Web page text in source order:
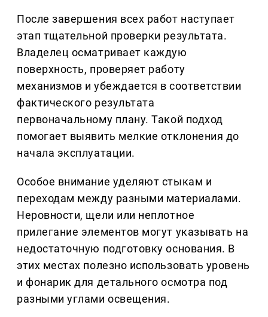
После завершения всех работ наступает
этап тщательной проверки результата.
Владелец осматривает каждую
поверхность, проверяет работу
механизмов и убеждается в соответствии
фактического результата
первоначальному плану. Такой подход
помогает выявить мелкие отклонения до
начала эксплуатации.
Особое внимание уделяют стыкам и
переходам между разными материалами.
Неровности, щели или неплотное
прилегание элементов могут указывать на
недостаточную подготовку основания. В
этих местах полезно использовать уровень
и фонарик для детального осмотра под
разными углами освещения.